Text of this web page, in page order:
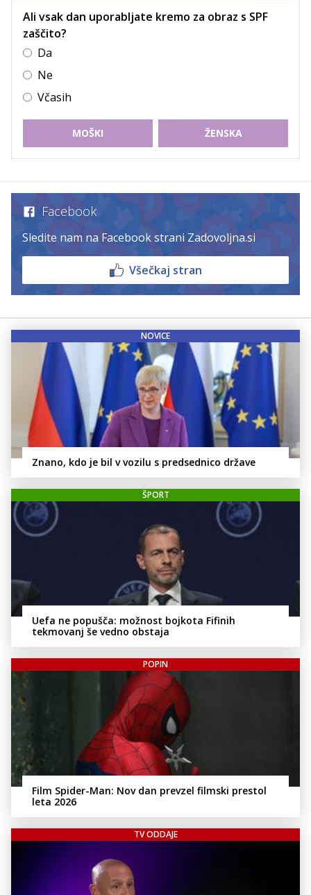
Ali vsak dan uporabljate kremo za obraz s SPF
zaščito?
Da
Ne
Včasih
MOŠKI ŽENSKA
Facebook
Sledite nam na Facebook strani Zadovoljna.si
Všečkaj stran
NOVICE
Znano, kdo je bil v vozilu s predsednico države
ŠPORT
Uefa ne popušča: možnost bojkota Fifinih
tekmovanj še vedno obstaja
POPIN
Film Spider-Man: Nov dan prevzel filmski prestol
leta 2026
TV ODDAJE